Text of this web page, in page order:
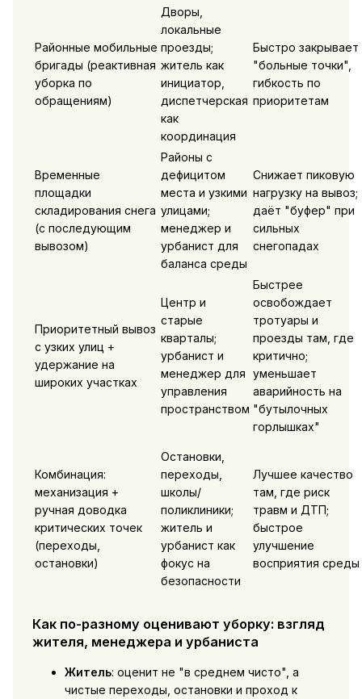
Районные мобильные
бригады (реактивная
уборка по
обращениям)
Дворы,
локальные
проезды;
житель как
инициатор,
диспетчерская
как
координация
Быстро закрывает
"больные точки",
гибкость по
приоритетам
Временные
площадки
складирования снега
(с последующим
вывозом)
Районы с
дефицитом
места и узкими
улицами;
менеджер и
урбанист для
баланса среды
Снижает пиковую
нагрузку на вывоз;
даёт "буфер" при
сильных
снегопадах
Приоритетный вывоз
с узких улиц +
удержание на
широких участках
Центр и
старые
кварталы;
урбанист и
менеджер для
управления
пространством
Быстрее
освобождает
тротуары и
проезды там, где
критично;
уменьшает
аварийность на
"бутылочных
горлышках"
Комбинация:
механизация +
ручная доводка
критических точек
(переходы,
остановки)
Остановки,
переходы,
школы/
поликлиники;
житель и
урбанист как
фокус на
безопасности
Лучшее качество
там, где риск
травм и ДТП;
быстрое
улучшение
восприятия среды
Как по-разному оценивают уборку: взгляд
жителя, менеджера и урбаниста
Житель: оценит не "в среднем чисто", а
чистые переходы, остановки и проход к